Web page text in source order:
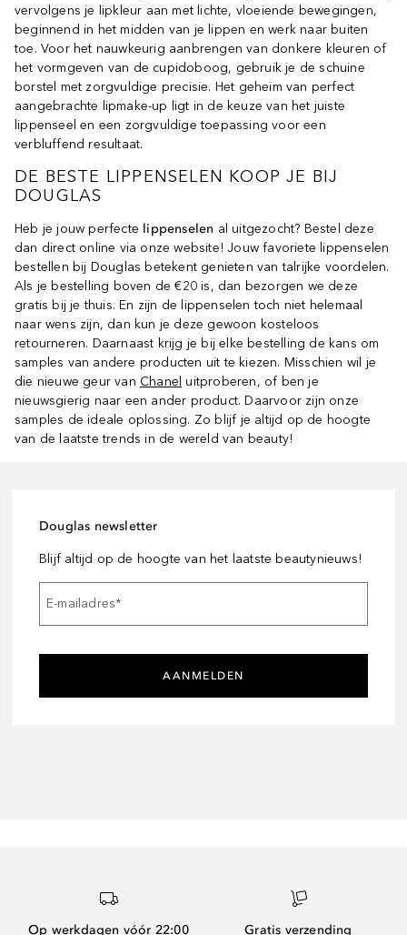
vervolgens je lipkleur aan met lichte, vloeiende bewegingen,
beginnend in het midden van je lippen en werk naar buiten
toe. Voor het nauwkeurig aanbrengen van donkere kleuren of
het vormgeven van de cupidoboog, gebruik je de schuine
borstel met zorgvuldige precisie. Het geheim van perfect
aangebrachte lipmake-up ligt in de keuze van het juiste
lippenseel en een zorgvuldige toepassing voor een
verbluffend resultaat.
DE BESTE LIPPENSELEN KOOP JE BIJ
DOUGLAS
Heb je jouw perfecte lippenselen al uitgezocht? Bestel deze
dan direct online via onze website! Jouw favoriete lippenselen
bestellen bij Douglas betekent genieten van talrijke voordelen.
Als je bestelling boven de €20 is, dan bezorgen we deze
gratis bij je thuis. En zijn de lippenselen toch niet helemaal
naar wens zijn, dan kun je deze gewoon kosteloos
retourneren. Daarnaast krijg je bij elke bestelling de kans om
samples van andere producten uit te kiezen. Misschien wil je
die nieuwe geur van Chanel uitproberen, of ben je
nieuwsgierig naar een ander product. Daarvoor zijn onze
samples de ideale oplossing. Zo blijf je altijd op de hoogte
van de laatste trends in de wereld van beauty!
Douglas newsletter
Blijf altijd op de hoogte van het laatste beautynieuws!
E-mailadres*
AANMELDEN
Op werkdagen vóór 22:00 Gratis verzending